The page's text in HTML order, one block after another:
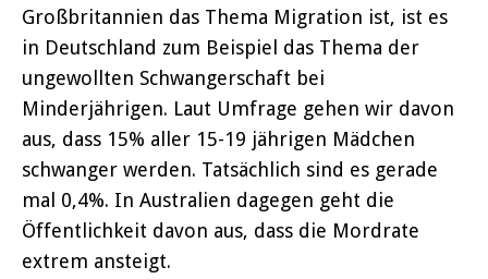
Großbritannien das Thema Migration ist, ist es
in Deutschland zum Beispiel das Thema der
ungewollten Schwangerschaft bei
Minderjährigen. Laut Umfrage gehen wir davon
aus, dass 15% aller 15-19 jährigen Mädchen
schwanger werden. Tatsächlich sind es gerade
mal 0,4%. In Australien dagegen geht die
Öffentlichkeit davon aus, dass die Mordrate
extrem ansteigt.